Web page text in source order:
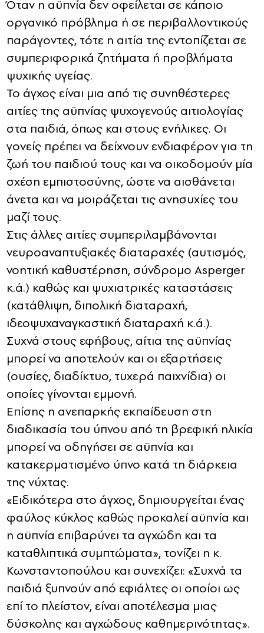
Όταν η αϋπνία δεν οφείλεται σε κάποιο
οργανικό πρόβλημα ή σε περιβαλλοντικούς
παράγοντες, τότε η αιτία της εντοπίζεται σε
συμπεριφορικά ζητήματα ή προβλήματα
ψυχικής υγείας.
Το άγχος είναι μια από τις συνηθέστερες
αιτίες της αϋπνίας ψυχογενούς αιτιολογίας
στα παιδιά, όπως και στους ενήλικες. Οι
γονείς πρέπει να δείχνουν ενδιαφέρον για τη
ζωή του παιδιού τους και να οικοδομούν μία
σχέση εμπιστοσύνης, ώστε να αισθάνεται
άνετα και να μοιράζεται τις ανησυχίες του
μαζί τους.
Στις άλλες αιτίες συμπεριλαμβάνονται
νευροαναπτυξιακές διαταραχές (αυτισμός,
νοητική καθυστέρηση, σύνδρομο Asperger
κ.ά.) καθώς και ψυχιατρικές καταστάσεις
(κατάθλιψη, διπολική διαταραχή,
ιδεοψυχαναγκαστική διαταραχή κ.ά.).
Συχνά στους εφήβους, αίτια της αϋπνίας
μπορεί να αποτελούν και οι εξαρτήσεις
(ουσίες, διαδίκτυο, τυχερά παιχνίδια) οι
οποίες γίνονται εμμονή.
Επίσης η ανεπαρκής εκπαίδευση στη
διαδικασία του ύπνου από τη βρεφική ηλικία
μπορεί να οδηγήσει σε αϋπνία και
κατακερματισμένο ύπνο κατά τη διάρκεια
της νύχτας.
«Ειδικότερα στο άγχος, δημιουργείται ένας
φαύλος κύκλος καθώς προκαλεί αϋπνία και
η αϋπνία επιβαρύνει τα αγχώδη και τα
καταθλιπτικά συμπτώματα», τονίζει η κ.
Κωνσταντοπούλου και συνεχίζει: «Συχνά τα
παιδιά ξυπνούν από εφιάλτες οι οποίοι ως
επί το πλείστον, είναι αποτέλεσμα μιας
δύσκολης και αγχώδους καθημερινότητας».